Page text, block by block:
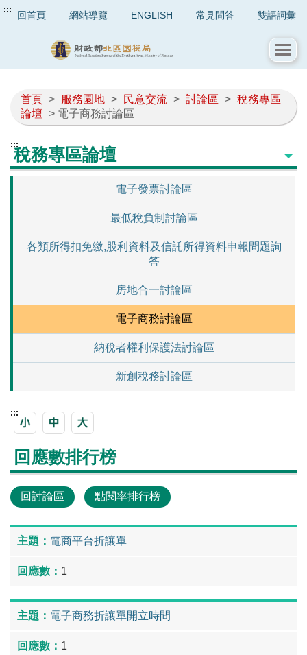
::: 回首頁 網站導覽 ENGLISH 常見問答 雙語詞彙
首頁 > 服務園地 > 民意交流 > 討論區 > 稅務專區
論壇 > 電子商務討論區
:::稅務專區論壇
電子發票討論區
最低稅負制討論區
各類所得扣免繳,股利資料及信託所得資料申報問題詢
答
房地合一討論區
電子商務討論區
納稅者權利保護法討論區
新創稅務討論區
:::
回應數排行榜
回討論區 點閱率排行榜
電商平台折讓單
1
電子商務折讓單開立時間
1